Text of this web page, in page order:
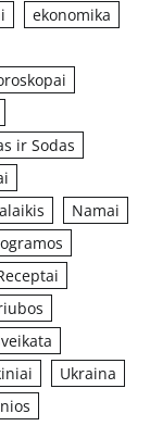
ekonomika
ir Sodas
Namai
Ukraina